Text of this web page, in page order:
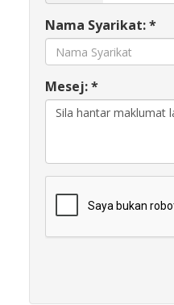
Nama Syarikat: *
Mesej: *